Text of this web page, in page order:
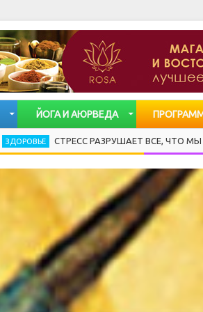
ЙОГА И АЮРВЕДА
СТРЕСС РАЗРУШАЕТ ВСЕ, ЧТО МЫ ЦЕНИМ: